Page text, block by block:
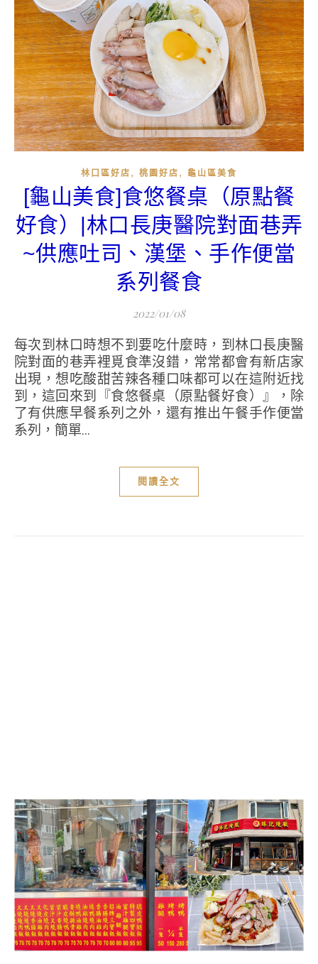
林口區好店 , 桃園好店 , 龜山區美食
[龜山美食]食悠餐桌（原點餐
好食）|林口長庚醫院對面巷弄
~供應吐司、漢堡、手作便當
系列餐食
2022/01/08
每次到林口時想不到要吃什麼時，到林口長庚醫
院對面的巷弄裡覓食準沒錯，常常都會有新店家
出現，想吃酸甜苦辣各種口味都可以在這附近找
到，這回來到『食悠餐桌（原點餐好食）』，除
了有供應早餐系列之外，還有推出午餐手作便當
系列，簡單...
閱讀全文